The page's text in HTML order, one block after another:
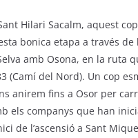
Hilari Sacalm, aquest
bonica etapa a través
amb Osona, en la ruta
(Camí del Nord). Un cop
anirem fins a Osor per
els companys que han
de l’ascensió a Sant